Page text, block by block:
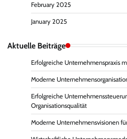
February 2025
January 2025
Aktuelle Beiträge
Erfolgreiche Unternehmenspraxis
Moderne
Erfolgreiche
Organisationsqualität
Moderne Unternehmensvisionen